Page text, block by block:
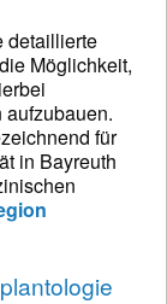
detaillierte
Möglichkeit,
für
in Bayreuth